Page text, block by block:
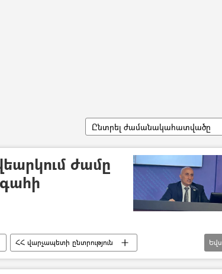
Ընտրել ժամանակահատվածը
ժամը
ՀՀ վարչապետի ընտրություն
Վարդենիս
Եվս